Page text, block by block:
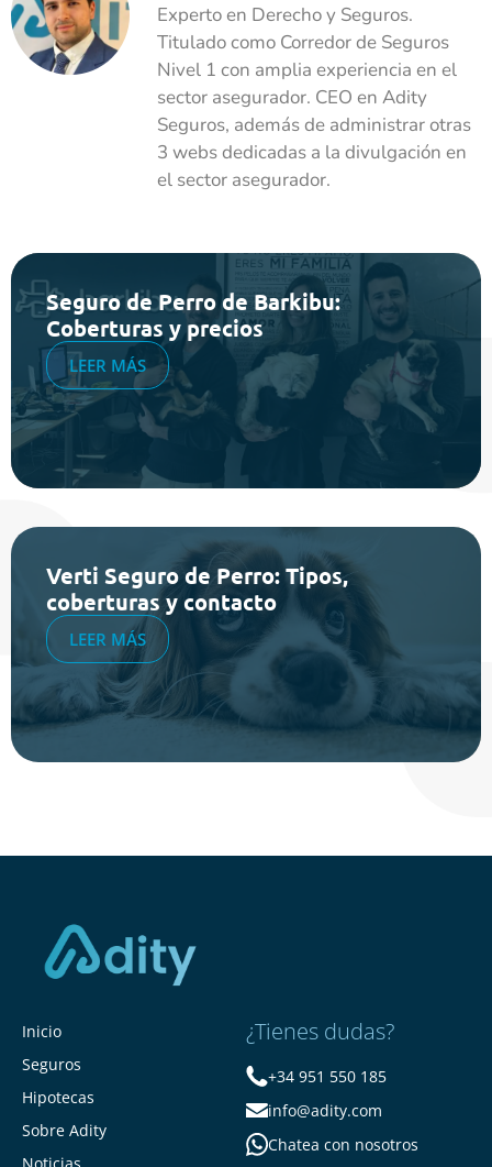
Experto en Derecho y Seguros.
Titulado como Corredor de Seguros
Nivel 1 con amplia experiencia en el
sector asegurador. CEO en Adity
Seguros, además de administrar otras
3 webs dedicadas a la divulgación en
el sector asegurador.
Seguro de Perro de Barkibu:
Coberturas y precios
LEER MÁS
Verti Seguro de Perro: Tipos,
coberturas y contacto
LEER MÁS
Inicio
Seguros
Hipotecas
Sobre Adity
¿Tienes dudas?
+34 951 550 185
info@adity.com
Chatea con nosotros